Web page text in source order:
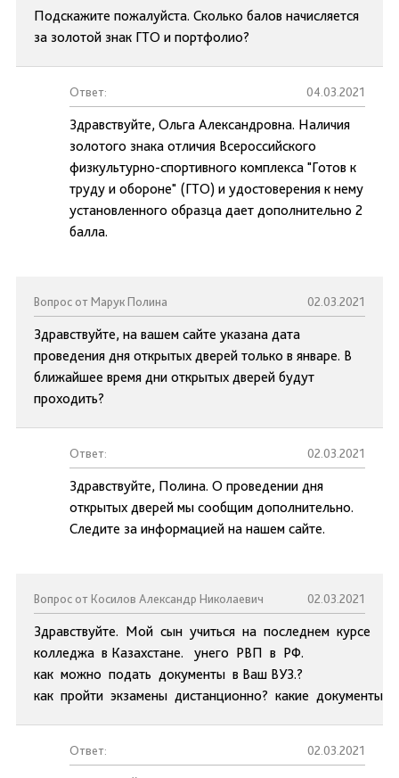
Подскажите пожалуйста. Сколько балов начисляется
за золотой знак ГТО и портфолио?
Ответ: 04.03.2021
Здравствуйте, Ольга Александровна. Наличия
золотого знака отличия Всероссийского
физкультурно-спортивного комплекса "Готов к
труду и обороне" (ГТО) и удостоверения к нему
установленного образца дает дополнительно 2
балла.
Вопрос от Марук Полина 02.03.2021
Здравствуйте, на вашем сайте указана дата
проведения дня открытых дверей только в январе. В
ближайшее время дни открытых дверей будут
проходить?
Ответ: 02.03.2021
Здравствуйте, Полина. О проведении дня
открытых дверей мы сообщим дополнительно.
Следите за информацией на нашем сайте.
Вопрос от Косилов Александр Николаевич 02.03.2021
Здравствуйте. Мой сын учиться на последнем курсе
колледжа в Казахстане. унего РВП в РФ.
как можно подать документы в Ваш ВУЗ.?
как пройти экзамены дистанционно? какие документы
Ответ: 02.03.2021